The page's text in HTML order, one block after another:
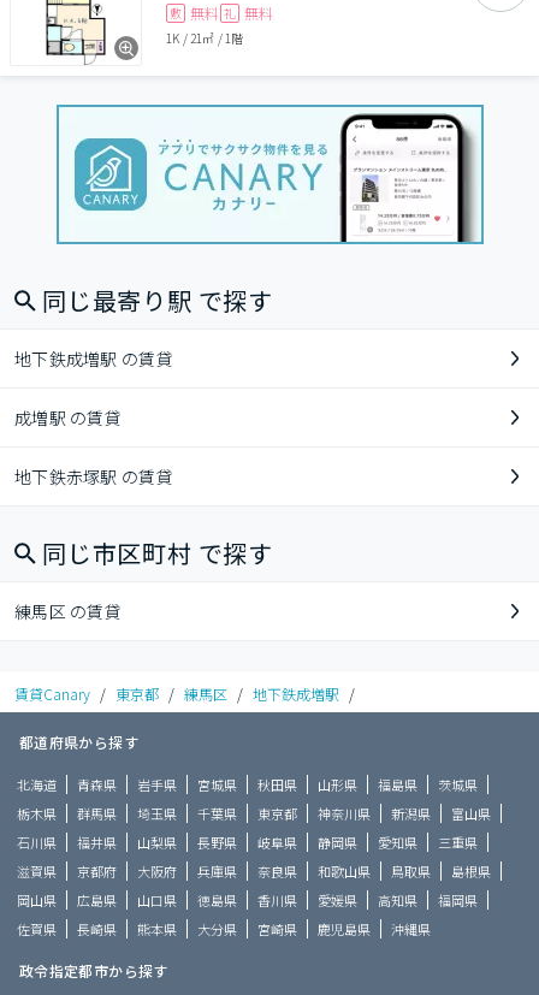
敷 無料 礼 無料
1K / 21㎡ / 1階
同じ最寄り駅 で探す
地下鉄成増駅 の賃貸
成増駅 の賃貸
地下鉄赤塚駅 の賃貸
同じ市区町村 で探す
練馬区 の賃貸
賃貸Canary / 東京都 / 練馬区 / 地下鉄成増駅 /
都道府県から探す
北海道 青森県 岩手県 宮城県 秋田県 山形県 福島県
茨城県
栃木県
群馬県 埼玉県 千葉県 東京都 神奈川県 新潟県
富山県
石川県
福井県 山梨県 長野県 岐阜県 静岡県 愛知県
三重県
滋賀県
京都府 大阪府 兵庫県 奈良県 和歌山県 鳥取県
島根県
岡山県
広島県 山口県 徳島県 香川県 愛媛県 高知県
福岡県
佐賀県
長崎県 熊本県 大分県 宮崎県 鹿児島県 沖縄県
政令指定都市から探す